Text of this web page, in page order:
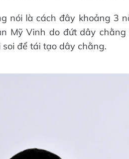
nói là cách đây khoảng 3
Mỹ Vinh do đứt dây
để tái tạo dây chằng.